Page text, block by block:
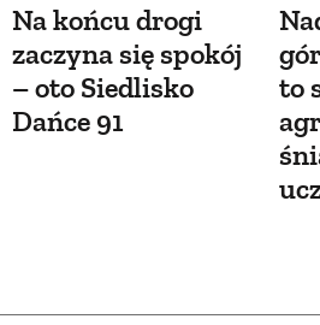
Na końcu drogi
zaczyna się spokój
– oto Siedlisko
Dańce 91
to